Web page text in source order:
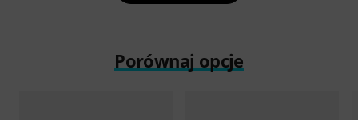
Porównaj opcje